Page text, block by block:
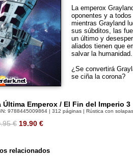
La emperox
oponentes y a
mientras Grayland
sus súbditos, las
un último y
aliados tienen que
salvar la
¿Se convertirá
se ciña la corona?
Última Emperox / El Fin del Imperio 3
9788445009864 | 312 páginas | Rústica con
€ 19.90 €
relacionados